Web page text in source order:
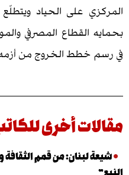
على الحياد ويتطلّع الى
المصرفي والمودعين
الخروج من أزمه
أخرى للكاتب
من قمم الثقافة والفنّ